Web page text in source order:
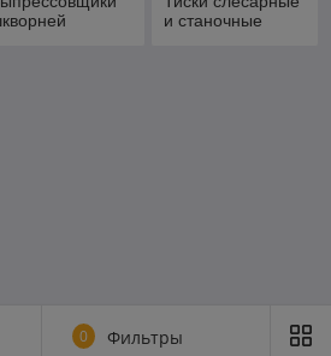
и станочные
0 Фильтры